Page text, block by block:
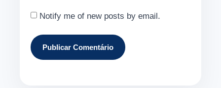
Notify me of new posts by email.